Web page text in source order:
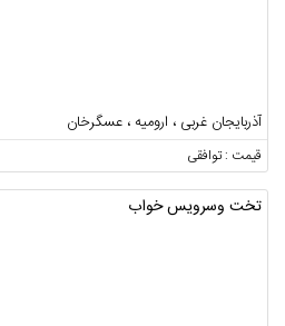
آذربایجان غربی ، ارومیه ، عسگرخان
قیمت : توافقی
تخت وسرویس خواب